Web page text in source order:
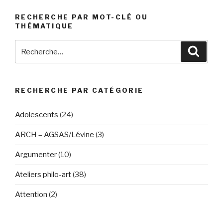
RECHERCHE PAR MOT-CLÉ OU
THÉMATIQUE
pour
RECHERCHE PAR CATÉGORIE
Adolescents (24)
ARCH – AGSAS/Lévine (3)
Argumenter(10)
Ateliers philo-art(38)
Attention (2)